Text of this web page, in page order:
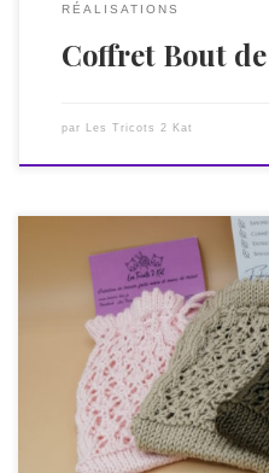
RÉALISATIONS
Coffret Bout
par Les Tricots 2 Kat
Les sacs à savon sont très
savon ou shampoing solide
salle de bains également,
entre deux bains ou
dans son sac à savon. Mes